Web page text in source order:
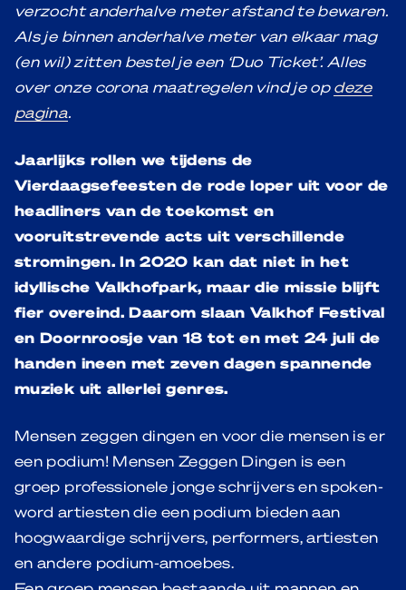
verzocht anderhalve meter afstand te bewaren.
Als je binnen anderhalve meter van elkaar mag
(en wil) zitten bestel je een ‘Duo Ticket’. Alles
over onze corona maatregelen vind je opdeze
pagina.
Jaarlijks rollen we tijdens de
Vierdaagsefeesten de rode loper uit voor de
headliners van de toekomst en
vooruitstrevende acts uit verschillende
stromingen. In 2020 kan dat niet in het
idyllische Valkhofpark, maar die missie blijft
fier overeind. Daarom slaan Valkhof Festival
en Doornroosje van 18 tot en met 24 juli de
handen ineen met zeven dagen spannende
muziek uit allerlei genres.
Mensen zeggen dingen en voor die mensen is er
een podium! Mensen Zeggen Dingen is een
groep professionele jonge schrijvers en spoken-
word artiesten die een podium bieden aan
hoogwaardige schrijvers, performers, artiesten
en andere podium-amoebes.